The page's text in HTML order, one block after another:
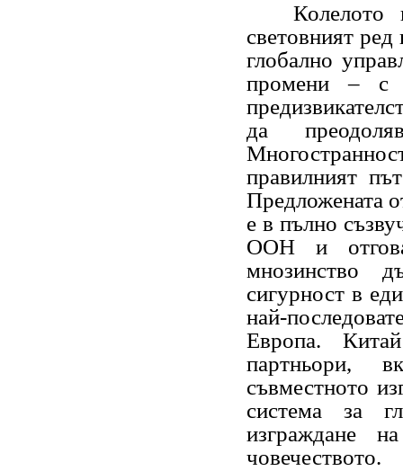
Колелото
световният
глобално
промени – с
да
правилният
Предложената
е в пълно
ООН и
мнозинство
сигурност в
най-
Европа.
партньори,
съвместното
система за
изграждане
човечеството.